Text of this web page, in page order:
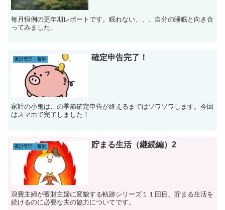
毎月恒例の更年期レポートです。眠れない、、、自分の睡眠と向き合
ってみました。
家計管理・蓄財 確定申告完了！
家計の小鬼はこの季節確定申告が終えるまではソワソワします。今回
はスマホで完了しました！
家計管理・蓄財 貯まる生活（継続編）2
浪費主婦が蓄財主婦に変貌する軌跡シリーズ１１回目、貯まる生活を
続けるのに必要な夫の協力についてです。